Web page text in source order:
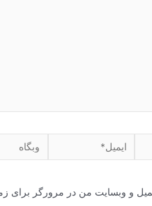
ایمیل* وبگاه
و وبسایت من در مرورگر برای